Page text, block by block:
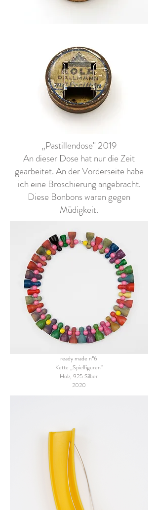
„Pastillendose" 2019
An dieser Dose hat nur die Zeit
gearbeitet. An der Vorderseite habe
ich eine Broschierung angebracht.
Diese Bonbons waren gegen
Müdigkeit.
ready made n°6
Kette „Spielfiguren“
Holz, 925 Silber
2020